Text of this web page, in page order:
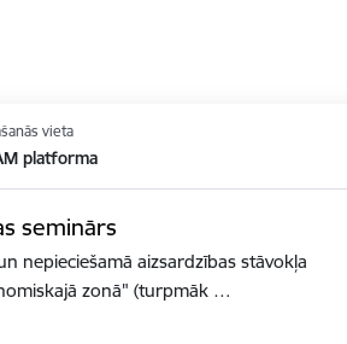
vieta
platforma
seminārs
nepieciešamā aizsardzības stāvokļa
zonā" (turpmāk …